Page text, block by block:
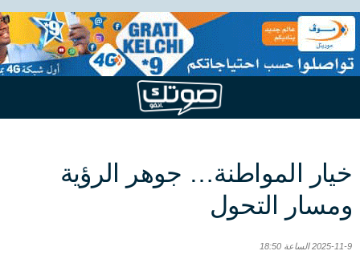
خيار المواطنة… جوهر الرؤية
ومسار التحول
2025-11-9 الساعة 18:50